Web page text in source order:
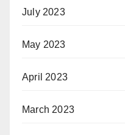
July 2023
May 2023
April 2023
March 2023